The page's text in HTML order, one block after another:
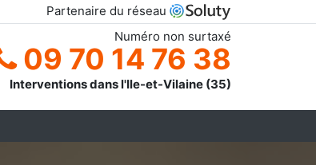
Partenaire du réseau
Numéro non surtaxé
09 70 14 76 38
Interventions dans l'Ile-et-Vilaine (35)